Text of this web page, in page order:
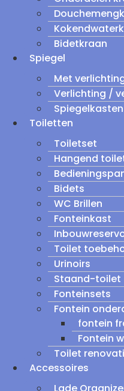
Bidetkraan
Spiegel
Met
Verlichting /
Spiegelkasten
Toiletten
Toiletset
Hangend
Bidets
WC Brillen
Fonteinkast
Toilet
Urinoirs
Staand-toilet
Fonteinsets
Fontein
fontein
Fontein
Toilet
Accessoires
Lade